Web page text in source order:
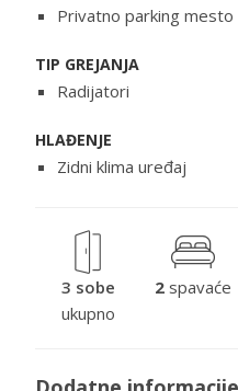
Privatno parking mesto
TIP GREJANJA
Radijatori
HLAĐENJE
Zidni klima uređaj
3 sobe
ukupno
2 spavaće